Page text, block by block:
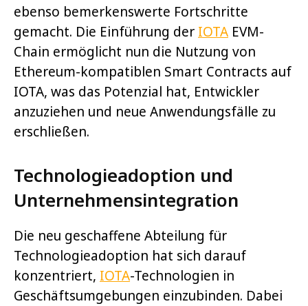
ebenso bemerkenswerte Fortschritte
gemacht. Die Einführung der IOTA EVM-
Chain ermöglicht nun die Nutzung von
Ethereum-kompatiblen Smart Contracts auf
IOTA, was das Potenzial hat, Entwickler
anzuziehen und neue Anwendungsfälle zu
erschließen.
Technologieadoption und
Unternehmensintegration
Die neu geschaffene Abteilung für
Technologieadoption hat sich darauf
konzentriert, IOTA-Technologien in
Geschäftsumgebungen einzubinden. Dabei